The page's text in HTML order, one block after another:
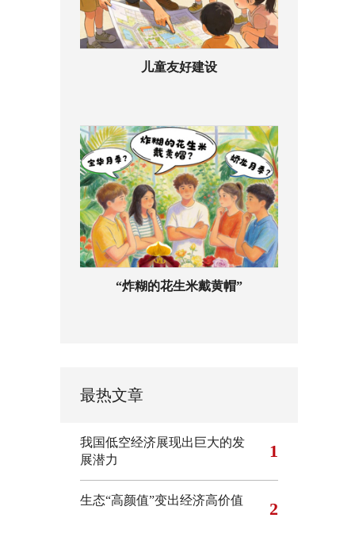
儿童友好建设
“炸糊的花生米戴黄帽”
最热文章
我国低空经济展现出巨大的发
展潜力
1
生态“高颜值”变出经济高价值 2